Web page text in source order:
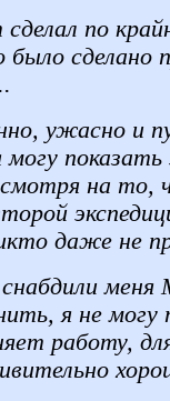
по
сделано
ужасно и
на то,
даже не
я не
работу,